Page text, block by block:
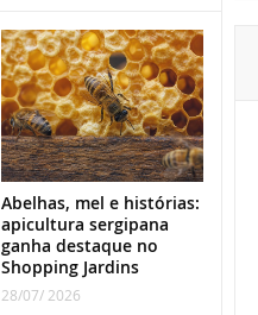
Abelhas, mel e histórias:
apicultura sergipana
ganha destaque no
Shopping Jardins
28/07/ 2026